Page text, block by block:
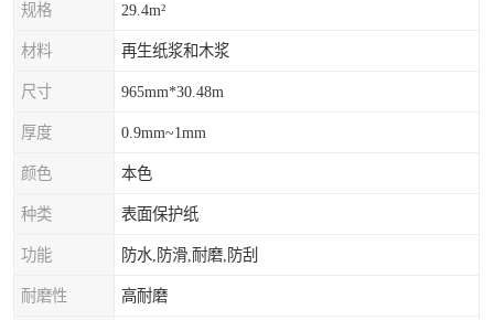
规格 29.4m²
材料 再生纸浆和木浆
尺寸 965mm*30.48m
厚度 0.9mm~1mm
颜色 本色
种类 表面保护纸
功能 防水,防滑,耐磨,防刮
耐磨性 高耐磨